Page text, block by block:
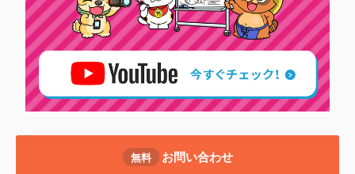
無料 お問い合わせ